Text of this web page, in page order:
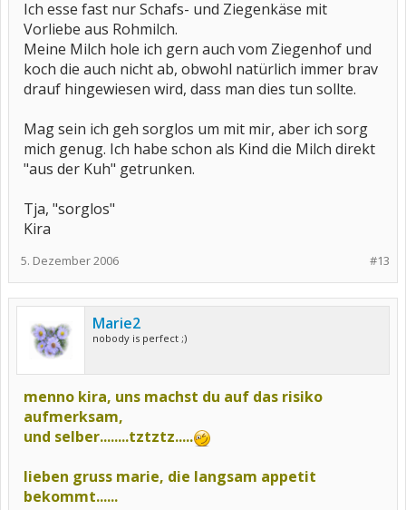
Ich esse fast nur Schafs- und Ziegenkäse mit
Vorliebe aus Rohmilch.
Meine Milch hole ich gern auch vom Ziegenhof und
koch die auch nicht ab, obwohl natürlich immer brav
drauf hingewiesen wird, dass man dies tun sollte.
Mag sein ich geh sorglos um mit mir, aber ich sorg
mich genug. Ich habe schon als Kind die Milch direkt
"aus der Kuh" getrunken.
Tja, "sorglos"
Kira
#13
5. Dezember 2006
Marie2
nobody is perfect ;)
menno kira, uns machst du auf das risiko
aufmerksam,
und selber........tztztz.....
lieben gruss marie, die langsam appetit
bekommt......